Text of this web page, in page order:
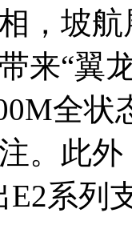
，坡
来“翼
全
。此
E2系